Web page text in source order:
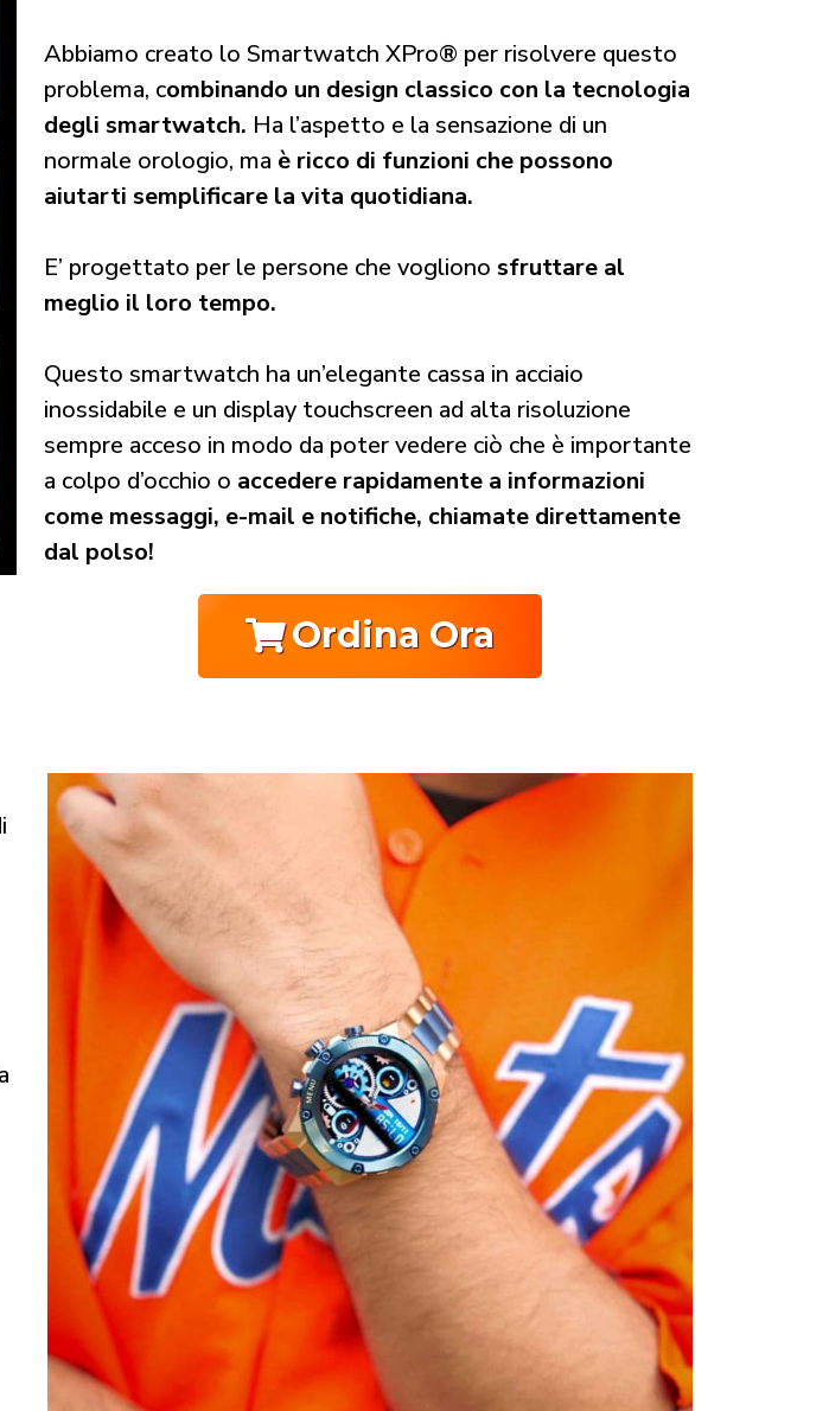
Abbiamo creato lo Smartwatch XPro® per risolvere questo
problema, combinando un design classico con la tecnologia
degli smartwatch. Ha l’aspetto e la sensazione di un
normale orologio, ma è ricco di funzioni che possono
aiutarti semplificare la vita quotidiana.
E’ progettato per le persone che vogliono sfruttare al
meglio il loro tempo.
Questo smartwatch ha un’elegante cassa in acciaio
inossidabile e un display touchscreen ad alta risoluzione
sempre acceso in modo da poter vedere ciò che è importante
a colpo d’occhio o accedere rapidamente a informazioni
come messaggi, e-mail e notifiche, chiamate direttamente
dal polso!
Ordina Ora